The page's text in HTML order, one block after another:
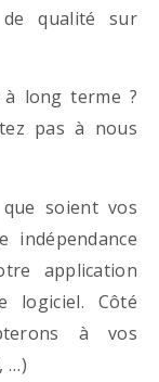
qualité sur
long terme ?
pas à nous
soient vos
indépendance
application
logiciel. Côté
à vos
…)